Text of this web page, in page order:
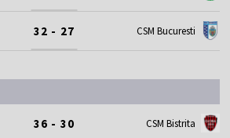
32 - 27 CSM Bucuresti
36 - 30 CSM Bistrita